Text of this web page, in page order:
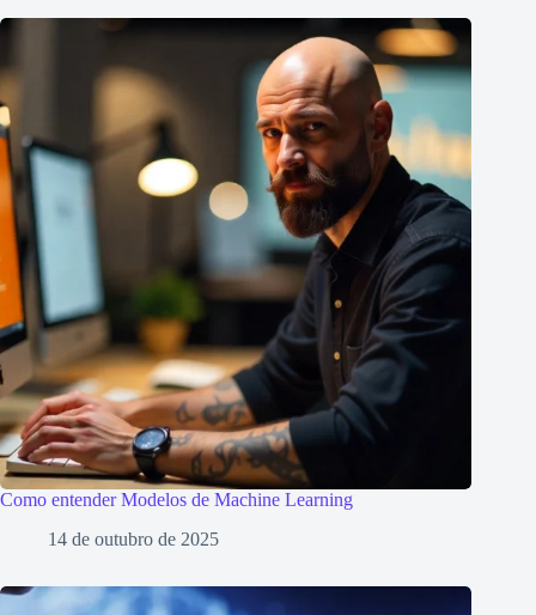
Como entender Modelos de Machine Learning
14 de outubro de 2025